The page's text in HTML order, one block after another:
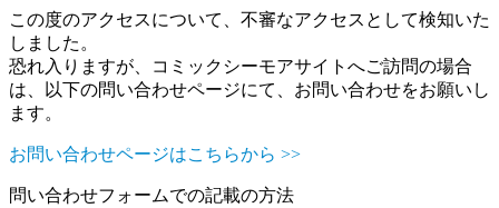
この度のアクセスについて、不審なアクセスとして検知いた
しました。
恐れ入りますが、コミックシーモアサイトへご訪問の場合
は、以下の問い合わせページにて、お問い合わせをお願いし
ます。
お問い合わせページはこちらから >>
問い合わせフォームでの記載の方法